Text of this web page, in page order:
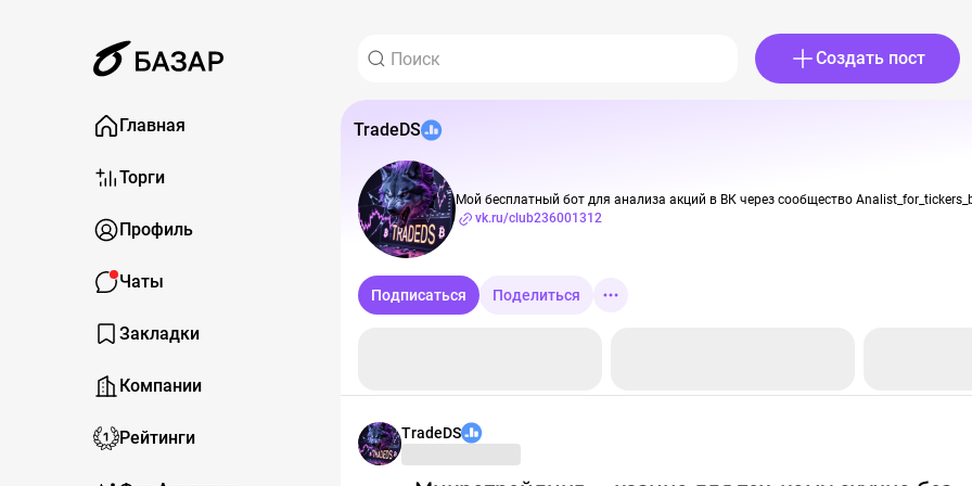
Создать пост
Главная
Торги
Профиль
Чаты
Закладки
Компании
Рейтинги
TradeDS
Мой бесплатный бот для анализа акций в ВК через сообщество
vk.ru/club236001312
Подписаться Поделиться
TradeDS